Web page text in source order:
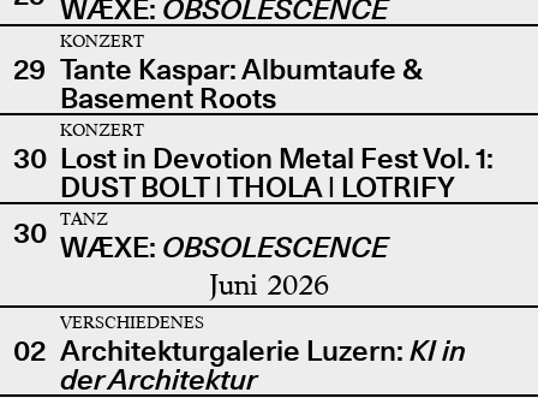
WÆXE: OBSOLESCENCE
29
KONZERT
Tante Kaspar: Albumtaufe &
Basement Roots
30
KONZERT
Lost in Devotion Metal Fest Vol. 1:
DUST BOLT | THOLA | LOTRIFY
30
TANZ
WÆXE: OBSOLESCENCE
Juni 2026
02
VERSCHIEDENES
Architekturgalerie Luzern: KI in
der Architektur